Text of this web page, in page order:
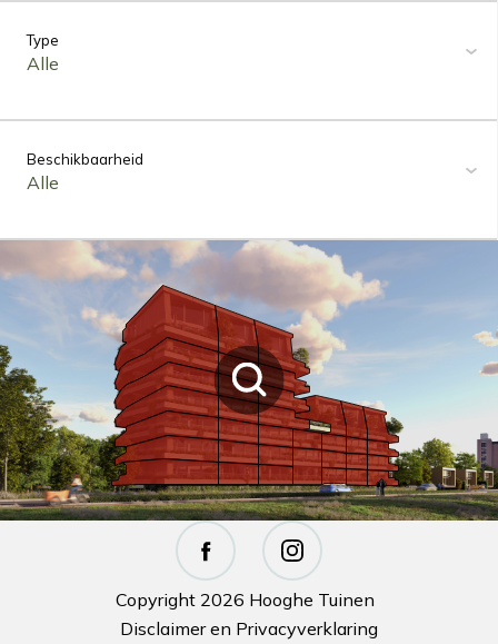
Type
Alle
Beschikbaarheid
Alle
Copyright 2026 Hooghe Tuinen
Disclaimer en Privacyverklaring